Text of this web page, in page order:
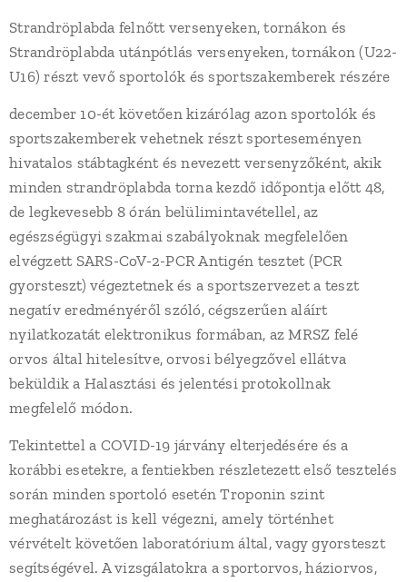
Strandröplabda felnőtt versenyeken, tornákon és
Strandröplabda utánpótlás versenyeken, tornákon (U22-
U16) részt vevő sportolók és sportszakemberek részére
december 10-ét követően kizárólag azon sportolók és
sportszakemberek vehetnek részt sporteseményen
hivatalos stábtagként és nevezett versenyzőként, akik
minden strandröplabda torna kezdő időpontja előtt 48,
de legkevesebb 8 órán belülimintavétellel, az
egészségügyi szakmai szabályoknak megfelelően
elvégzett SARS-CoV-2-PCR Antigén tesztet (PCR
gyorsteszt) végeztetnek és a sportszervezet a teszt
negatív eredményéről szóló, cégszerűen aláírt
nyilatkozatát elektronikus formában, az MRSZ felé
orvos által hitelesítve, orvosi bélyegzővel ellátva
beküldik a Halasztási és jelentési protokollnak
megfelelő módon.
Tekintettel a COVID-19 járvány elterjedésére és a
korábbi esetekre, a fentiekben részletezett első tesztelés
során minden sportoló esetén Troponin szint
meghatározást is kell végezni, amely történhet
vérvételt követően laboratórium által, vagy gyorsteszt
segítségével. A vizsgálatokra a sportorvos, háziorvos,